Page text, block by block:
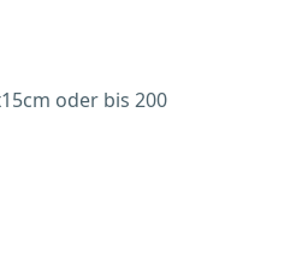
oder bis 200